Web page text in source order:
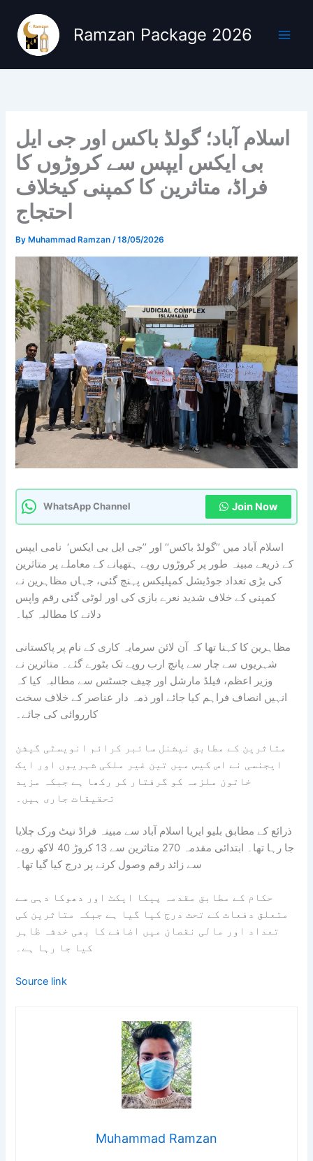
content
Ramzan Package 2026
اسلام آباد؛ گولڈ باکس اور جی ایل
بی ایکس ایپس سے کروڑوں کا
فراڈ، متاثرین کا کمپنی کیخلاف
احتجاج
By Muhammad Ramzan/18/05/2026
WhatsApp Channel Join Now
اسلام آباد میں ’’گولڈ باکس‘‘ اور ’’جی ایل بی ایکس‘ نامی ایپس
کے ذریعے مبینہ طور پر کروڑوں روپے ہتھیانے کے معاملے پر متاثرین
کی بڑی تعداد جوڈیشل کمپلیکس پہنچ گئی، جہاں مظاہرین نے
کمپنی کے خلاف شدید نعرے بازی کی اور لوٹی گئی رقم واپس
دلانے کا مطالبہ کیا۔
مظاہرین کا کہنا تھا کہ آن لائن سرمایہ کاری کے نام پر پاکستانی
شہریوں سے چار سے پانچ ارب روپے تک بٹورے گئے۔ متاثرین نے
وزیر اعظم، فیلڈ مارشل اور چیف جسٹس سے مطالبہ کیا کہ
انہیں انصاف فراہم کیا جائے اور ذمہ دار عناصر کے خلاف سخت
کارروائی کی جائے۔
متاثرین کے مطابق نیشنل سائبر کرائم انویسٹی گیشن
ایجنسی نے اس کیس میں تین غیر ملکی شہریوں اور ایک
خاتون ملزمہ کو گرفتار کر رکھا ہے جبکہ مزید
تحقیقات جاری ہیں۔
ذرائع کے مطابق بلیو ایریا اسلام آباد سے مبینہ فراڈ نیٹ ورک چلایا
جا رہا تھا۔ ابتدائی مقدمہ 270 متاثرین سے 13 کروڑ 40 لاکھ روپے
سے زائد رقم وصول کرنے پر درج کیا گیا تھا۔
حکام کے مطابق مقدمہ پیکا ایکٹ اور دھوکا دہی سے
متعلق دفعات کے تحت درج کیا گیا ہے جبکہ متاثرین کی
تعداد اور مالی نقصان میں اضافے کا بھی خدشہ ظاہر
کیا جا رہا ہے۔
Source link
Muhammad Ramzan